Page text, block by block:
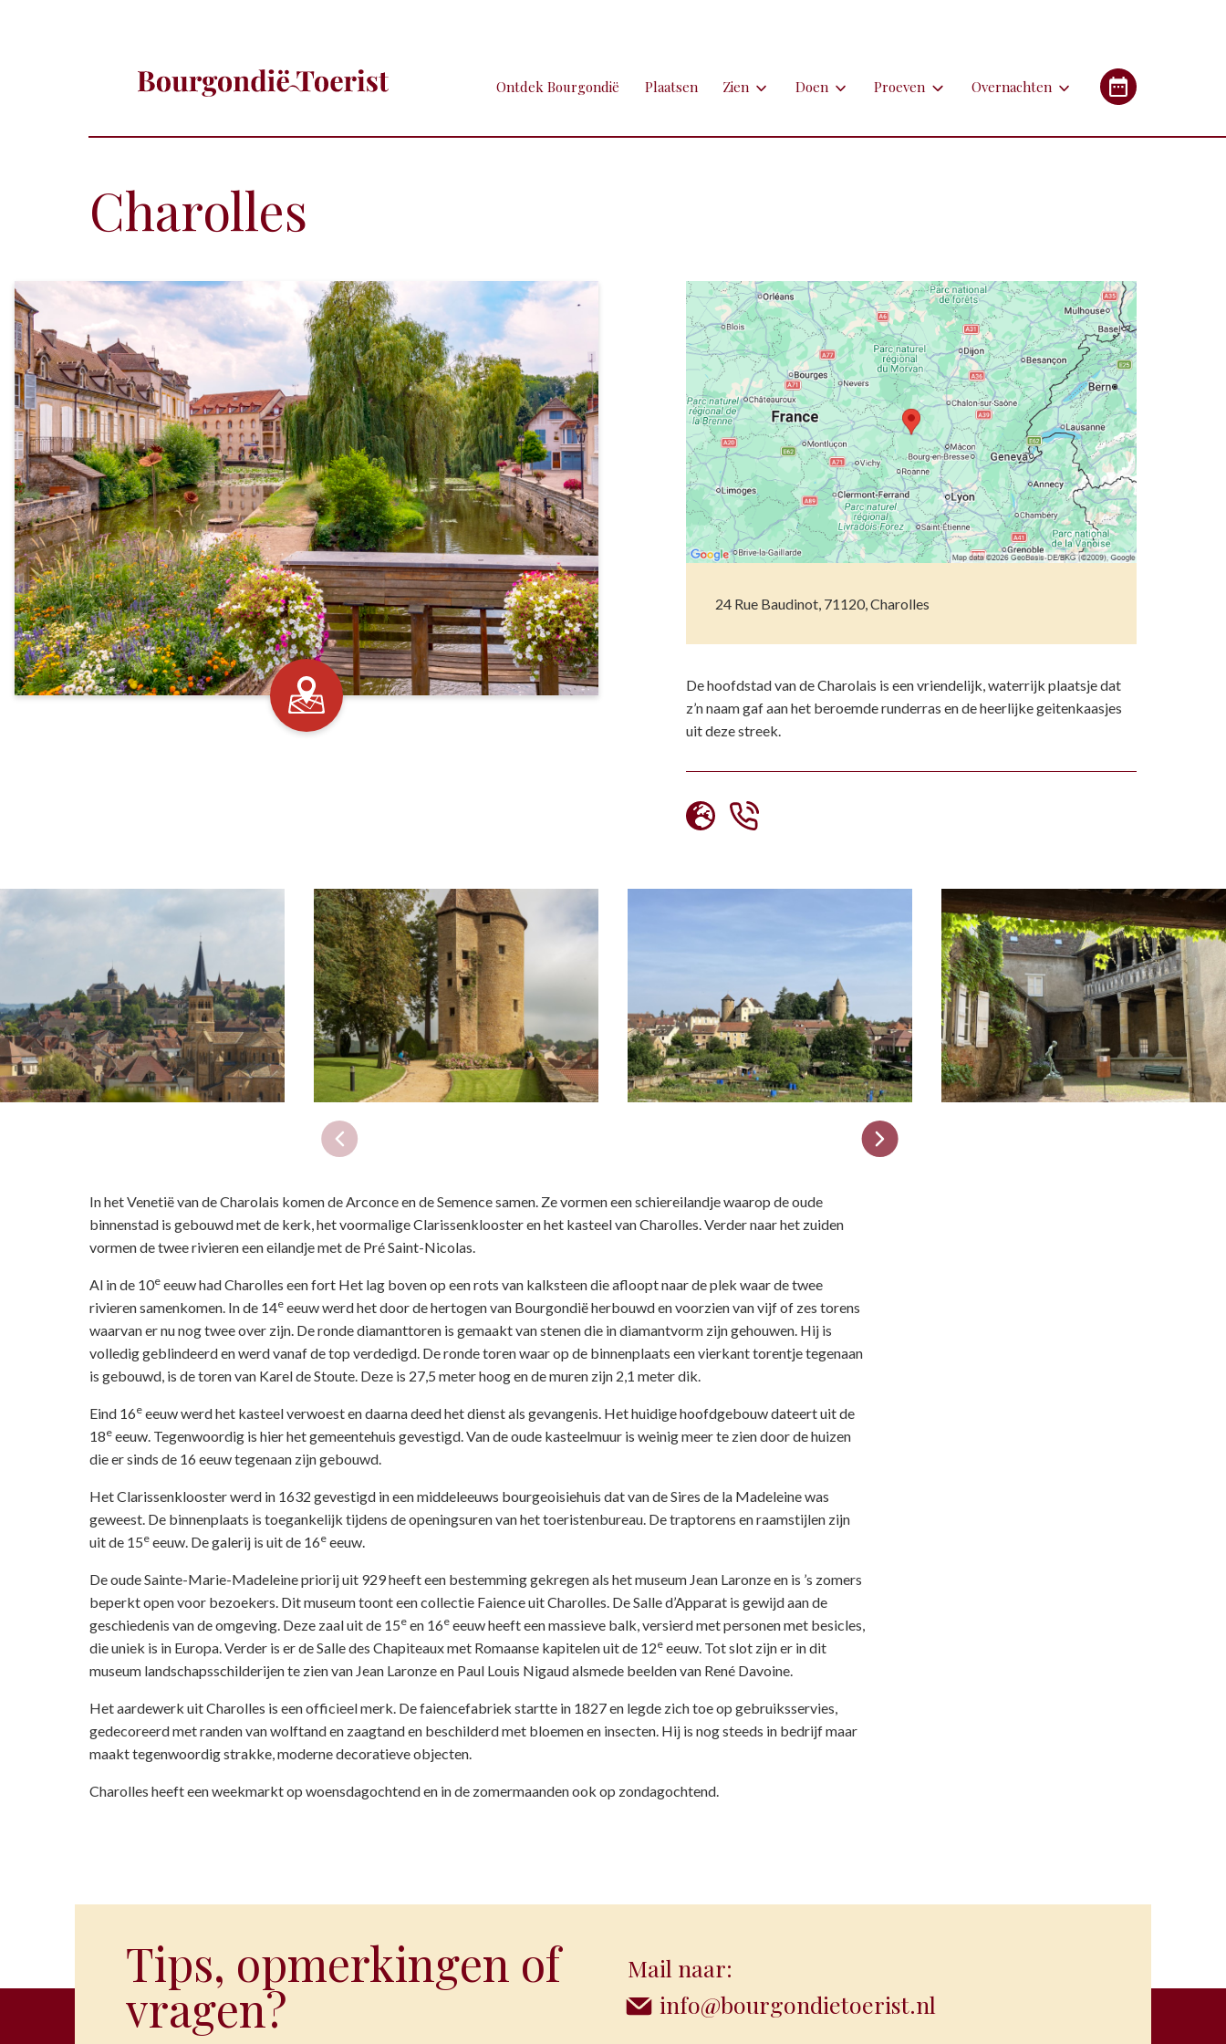
Ontdek Bourgondië Plaatsen Zien
Hospitaals en apotheken
Kastelen en gebouwen
Kunst
Markten
Musea
Natuur(parken)
Opgravingen en resten
Pretparken en dierentuinen
Doen
Nederlandstalige rondleiding of excursie
Spoorfiets of (weg)treintje nemen
Toeren met de auto
Uitstapjes met dieren
Voetsporen volgen
Wandelen
Zwemmen
Proeven
Restaurants
Streekgerechten
Streekproducten
Wijnen
Overnachten
Gîtes (vakantiehuizen)
Charolles
24 Rue Baudinot, 71120, Charolles
De hoofdstad van de Charolais is een vriendelijk, waterrijk plaatsje dat
z’n naam gaf aan het beroemde runderras en de heerlijke geitenkaasjes
uit deze streek.
In het Venetië van de Charolais komen de Arconce en de Semence samen. Ze vormen een schiereilandje waarop de oude
binnenstad is gebouwd met de kerk, het voormalige Clarissenklooster en het kasteel van Charolles. Verder naar het zuiden
vormen de twee rivieren een eilandje met de Pré Saint-Nicolas.
Al in de 10e eeuw had Charolles een fort Het lag boven op een rots van kalksteen die afloopt naar de plek waar de twee
rivieren samenkomen. In de 14e eeuw werd het door de hertogen van Bourgondië herbouwd en voorzien van vijf of zes torens
waarvan er nu nog twee over zijn. De ronde diamanttoren is gemaakt van stenen die in diamantvorm zijn gehouwen. Hij is
volledig geblindeerd en werd vanaf de top verdedigd. De ronde toren waar op de binnenplaats een vierkant torentje tegenaan
is gebouwd, is de toren van Karel de Stoute. Deze is 27,5 meter hoog en de muren zijn 2,1 meter dik.
Eind 16e eeuw werd het kasteel verwoest en daarna deed het dienst als gevangenis. Het huidige hoofdgebouw dateert uit de
18e eeuw. Tegenwoordig is hier het gemeentehuis gevestigd. Van de oude kasteelmuur is weinig meer te zien door de huizen
die er sinds de 16 eeuw tegenaan zijn gebouwd.
Het Clarissenklooster werd in 1632 gevestigd in een middeleeuws bourgeoisiehuis dat van de Sires de la Madeleine was
geweest. De binnenplaats is toegankelijk tijdens de openingsuren van het toeristenbureau. De traptorens en raamstijlen zijn
uit de 15e eeuw. De galerij is uit de 16e eeuw.
De oude Sainte-Marie-Madeleine priorij uit 929 heeft een bestemming gekregen als het museum Jean Laronze en is ’s zomers
beperkt open voor bezoekers. Dit museum toont een collectie Faience uit Charolles. De Salle d’Apparat is gewijd aan de
geschiedenis van de omgeving. Deze zaal uit de 15e en 16e eeuw heeft een massieve balk, versierd met personen met besicles,
die uniek is in Europa. Verder is er de Salle des Chapiteaux met Romaanse kapitelen uit de 12e eeuw. Tot slot zijn er in dit
museum landschapsschilderijen te zien van Jean Laronze en Paul Louis Nigaud alsmede beelden van René Davoine.
Het aardewerk uit Charolles is een officieel merk. De faiencefabriek startte in 1827 en legde zich toe op gebruiksservies,
gedecoreerd met randen van wolftand en zaagtand en beschilderd met bloemen en insecten. Hij is nog steeds in bedrijf maar
maakt tegenwoordig strakke, moderne decoratieve objecten.
Charolles heeft een weekmarkt op woensdagochtend en in de zomermaanden ook op zondagochtend.
Tips, opmerkingen of
vragen?
Mail naar:
info@bourgondietoerist.nl